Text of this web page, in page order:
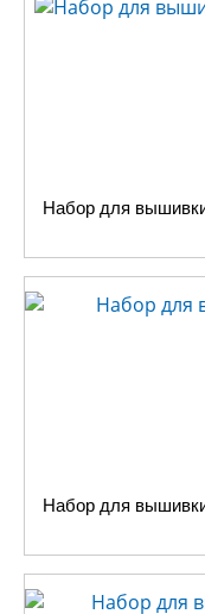
Набор для
Набор для